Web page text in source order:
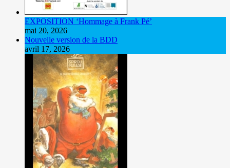
EXPOSITION ‘Hommage à Frank Pé’
mai 20, 2026
Nouvelle version de la BDD
avril 17, 2026